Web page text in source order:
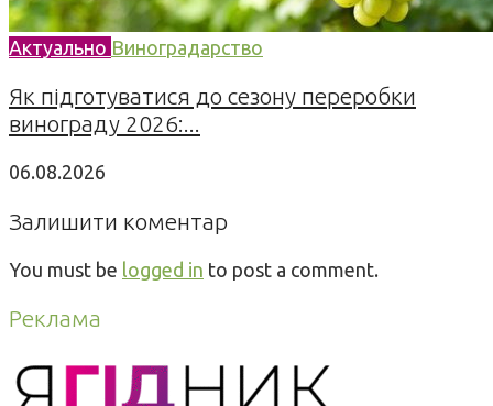
Актуально Виноградарство
Як підготуватися до сезону переробки
винограду 2026:...
06.08.2026
Залишити коментар
You must be logged in to post a comment.
Реклама